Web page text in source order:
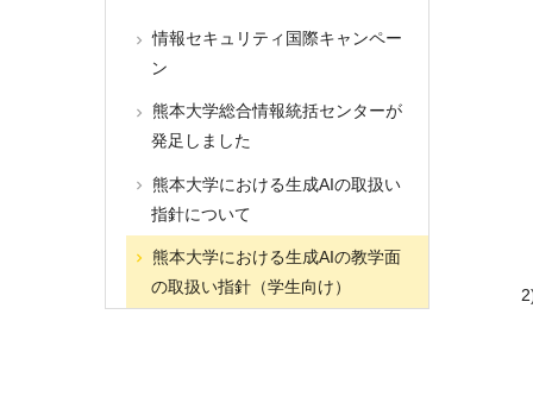
情報セキュリティ国際キャンペー
ン
熊本大学総合情報統括センターが
発足しました
熊本大学における生成AIの取扱い
指針について
熊本大学における生成AIの教学面
の取扱い指針（学生向け）